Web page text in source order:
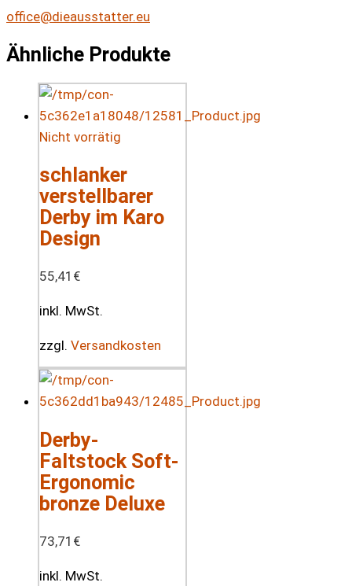
office@dieausstatter.eu
Ähnliche Produkte
Nicht vorrätig
schlanker
verstellbarer
Derby im Karo
Design
55,41 €
inkl. MwSt.
zzgl. Versandkosten
Derby-
Faltstock Soft-
Ergonomic
bronze Deluxe
73,71 €
inkl. MwSt.